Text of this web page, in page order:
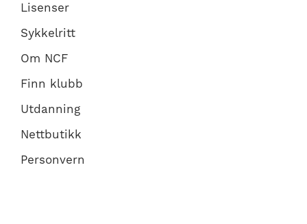
Lisenser
Sykkelritt
Om NCF
Finn klubb
Utdanning
Nettbutikk
Personvern